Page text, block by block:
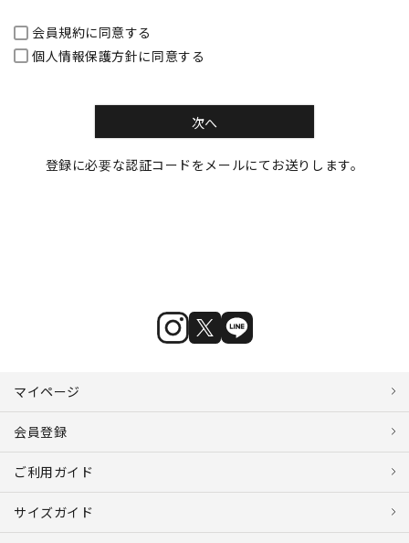
会員規約に同意する
個人情報保護方針に同意する
次へ
登録に必要な認証コードをメールにてお送りします。
マイページ
会員登録
ご利用ガイド
サイズガイド